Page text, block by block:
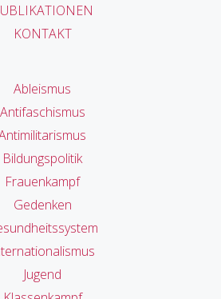
KONTAKT
Ableismus
Antifaschismus
Bildungspolitik
Frauenkampf
Gedenken
Jugend